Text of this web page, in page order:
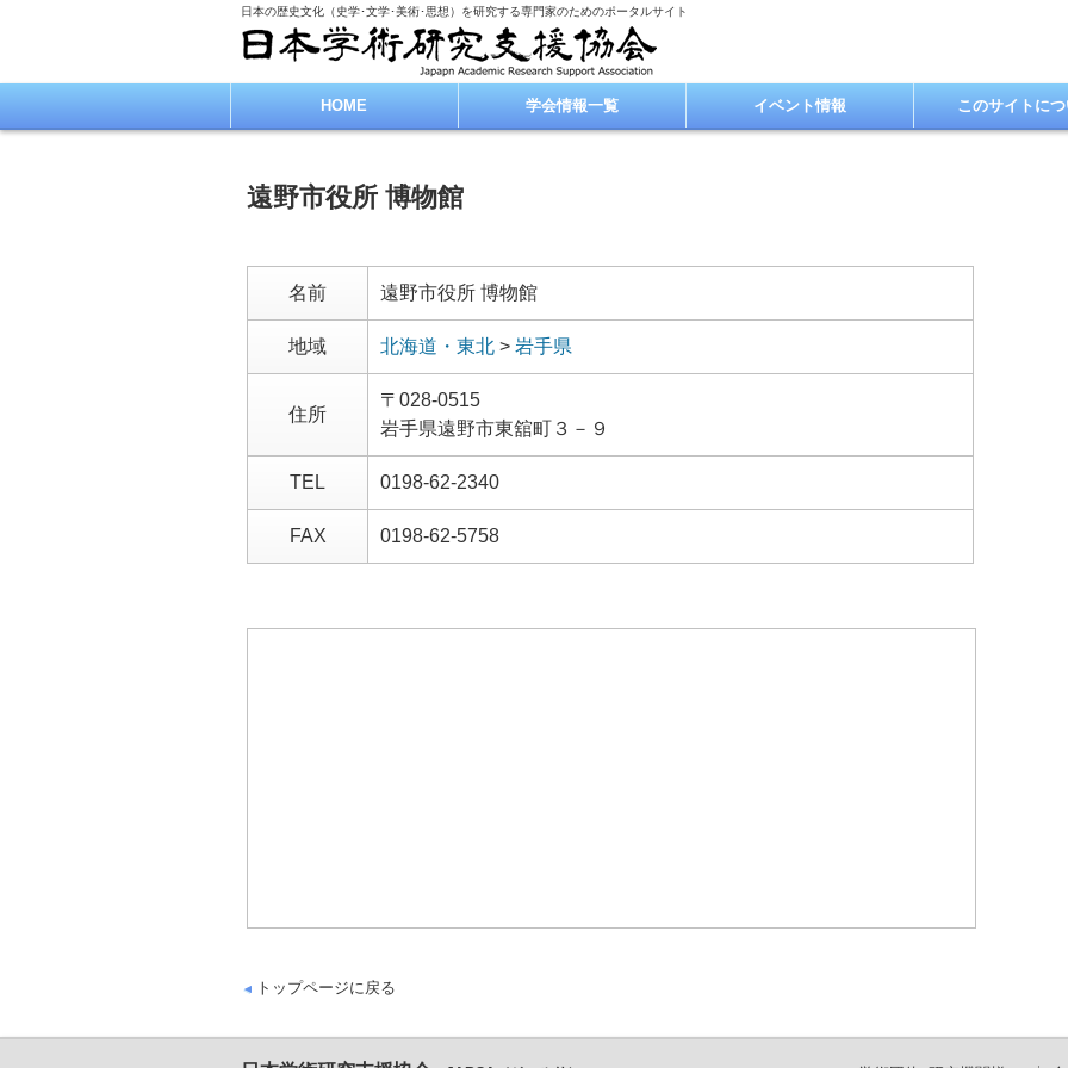
日本の歴史文化（史学･文学･美術･思想）を研究する専門家のためのポータルサイト
HOME 学会情報一覧 イベント情報 このサイトに
遠野市役所 博物館
名前 遠野市役所 博物館
地域 北海道・東北 > 岩手県
住所
〒028-0515
岩手県遠野市東舘町３－９
TEL 0198-62-2340
FAX 0198-62-5758
トップページに戻る